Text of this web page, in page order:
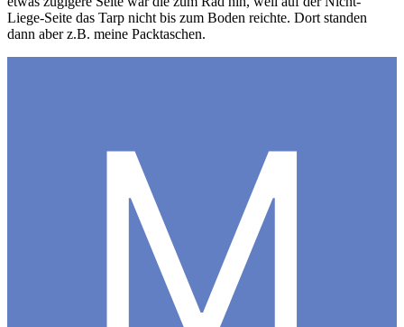
Liege-Seite das Tarp nicht bis zum Boden reichte. Dort standen
dann aber z.B. meine Packtaschen.